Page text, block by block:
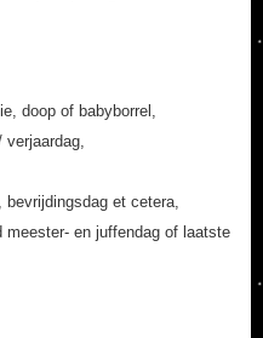
doop of babyborrel,
verjaardag,
et cetera,
en juffendag of laatste